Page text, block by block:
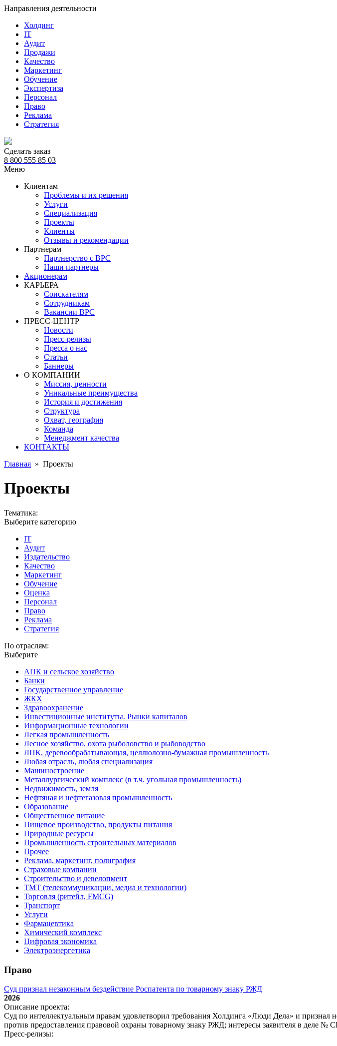
Направления деятельности
Холдинг
IT
Аудит
Продажи
Качество
Маркетинг
Обучение
Экспертиза
Персонал
Право
Реклама
Стратегия
Сделать заказ
8 800 555 85 03
Меню
Клиентам
Проблемы и их решения
Услуги
Специализация
Проекты
Клиенты
Отзывы и рекомендации
Партнерам
Партнерство с BPC
Наши партнеры
Акционерам
КАРЬЕРА
Соискателям
Сотрудникам
Вакансии BPC
ПРЕСС-ЦЕНТР
Новости
Пресс-релизы
Пресса о нас
Статьи
Баннеры
О КОМПАНИИ
Миссия, ценности
Уникальные преимущества
История и достижения
Структура
Охват, география
Команда
Менеджмент качества
КОНТАКТЫ
Главная » Проекты
Проекты
Тематика:
Выберите категорию
IT
Аудит
Издательство
Качество
Маркетинг
Обучение
Оценка
Персонал
Право
Реклама
Стратегия
По отраслям:
Выберите
АПК и сельское хозяйство
Банки
Государственное управление
ЖКХ
Здравоохранение
Инвестиционные институты. Рынки капиталов
Информационные технологии
Легкая промышленность
Лесное хозяйство, охота рыболовство и рыбоводство
ЛПК, деревообрабатывающая, целлюлозно-бумажная промышленность
Любая отрасль, любая специализация
Машиностроение
Металлургический комплекс (в т.ч. угольная промышленность)
Недвижимость, земля
Нефтяная и нефтегазовая промышленность
Образование
Общественное питание
Пищевое производство, продукты питания
Природные ресурсы
Промышленность строительных материалов
Прочее
Реклама, маркетинг, полиграфия
Страховые компании
Строительство и девелопмент
ТМТ (телекоммуникации, медиа и технологии)
Торговля (ритейл, FMCG)
Транспорт
Услуги
Фармацевтика
Химический комплекс
Цифровая экономика
Электроэнергетика
Право
Суд признал незаконным бездействие Роспатента по товарному знаку РЖД
2026
Описание проекта:
Суд по интеллектуальным правам удовлетворил требования Холдинга «Люди Дела» и признал
против предоставления правовой охраны товарному знаку РЖД; интересы заявителя в деле №
Пресс-релизы: